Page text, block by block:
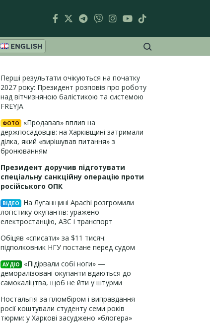
ENGLISH
Перші результати очікуються на початку
2027 року: Президент розповів про роботу
над вітчизняною балістикою та системою
FREYJA
ФОТО
«Продавав» вплив на
держпосадовців: на Харківщині затримали
ділка, який «вирішував питання» з
бронюванням
Президент доручив підготувати
спеціальну санкційну операцію проти
російського ОПК
ВІДЕО
На Луганщині Apachi розгромили
логістику окупантів: уражено
електростанцію, АЗС і транспорт
Обіцяв «списати» за $11 тисяч:
підполковник НГУ постане перед судом
АУДІО
«Підірвали собі ноги» —
деморалізовані окупанти вдаються до
самокаліцтва, щоб не йти у штурми
Ностальгія за пломбіром і виправдання
росії коштували студенту семи років
тюрми: у Харкові засуджено «блогера»